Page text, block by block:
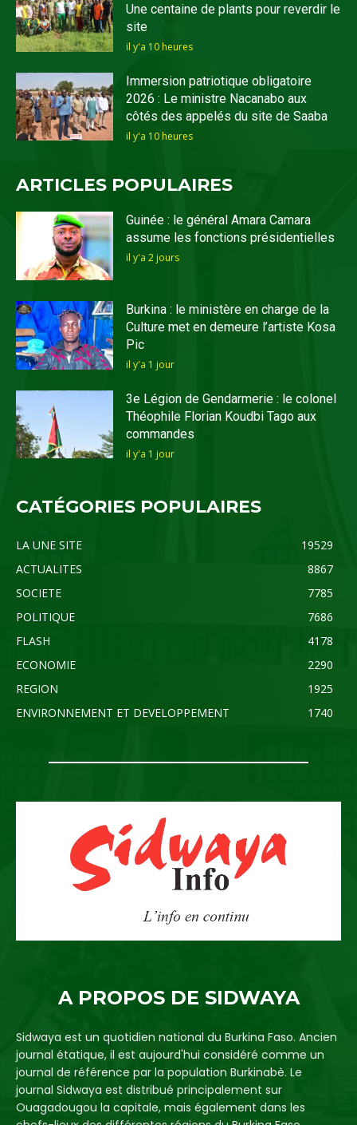
Une centaine de plants pour reverdir le
site
il y'a 10 heures
Immersion patriotique obligatoire
2026 : Le ministre Nacanabo aux
côtés des appelés du site de Saaba
il y'a 10 heures
ARTICLES POPULAIRES
Guinée : le général Amara Camara
assume les fonctions présidentielles
il y'a 2 jours
Burkina : le ministère en charge de la
Culture met en demeure l’artiste Kosa
Pic
il y'a 1 jour
3e Légion de Gendarmerie : le colonel
Théophile Florian Koudbi Tago aux
commandes
il y'a 1 jour
CATÉGORIES POPULAIRES
LA UNE SITE
19529
ACTUALITES
8867
SOCIETE
7785
POLITIQUE
7686
FLASH
4178
ECONOMIE
2290
REGION
1925
ENVIRONNEMENT ET DEVELOPPEMENT
1740
A PROPOS DE SIDWAYA
Sidwaya est un quotidien national du Burkina Faso. Ancien
journal étatique, il est aujourd'hui considéré comme un
journal de référence par la population Burkinabè. Le
journal Sidwaya est distribué principalement sur
Ouagadougou la capitale, mais également dans les